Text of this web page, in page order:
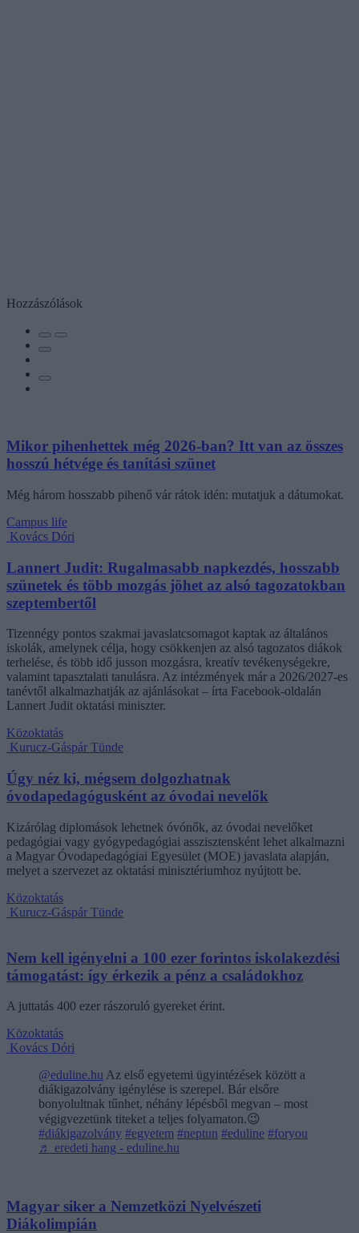
Hozzászólások
Mikor pihenhettek még 2026-ban? Itt van az összes
hosszú hétvége és tanítási szünet
Még három hosszabb pihenő vár rátok idén: mutatjuk a dátumokat.
Campus life
Kovács Dóri
Lannert Judit: Rugalmasabb napkezdés, hosszabb
szünetek és több mozgás jöhet az alsó tagozatokban
szeptembertől
Tizennégy pontos szakmai javaslatcsomagot kaptak az általános
iskolák, amelynek célja, hogy csökkenjen az alsó tagozatos diákok
terhelése, és több idő jusson mozgásra, kreatív tevékenységekre,
valamint tapasztalati tanulásra. Az intézmények már a 2026/2027-es
tanévtől alkalmazhatják az ajánlásokat – írta Facebook-oldalán
Lannert Judit oktatási miniszter.
Közoktatás
Kurucz-Gáspár Tünde
Úgy néz ki, mégsem dolgozhatnak
óvodapedagógusként az óvodai nevelők
Kizárólag diplomások lehetnek óvónők, az óvodai nevelőket
pedagógiai vagy gyógypedagógiai asszisztensként lehet alkalmazni
a Magyar Óvodapedagógiai Egyesület (MOE) javaslata alapján,
melyet a szervezet az oktatási minisztériumhoz nyújtott be.
Közoktatás
Kurucz-Gáspár Tünde
Nem kell igényelni a 100 ezer forintos iskolakezdési
támogatást: így érkezik a pénz a családokhoz
A juttatás 400 ezer rászoruló gyereket érint.
Közoktatás
Kovács Dóri
@eduline.hu Az első egyetemi ügyintézések között a
diákigazolvány igénylése is szerepel. Bár elsőre
bonyolultnak tűnhet, néhány lépésből megvan – most
végigvezetünk titeket a teljes folyamaton.😉
#diákigazolvány #egyetem #neptun #eduline #foryou
♬ eredeti hang - eduline.hu
Magyar siker a Nemzetközi Nyelvészeti
Diákolimpián